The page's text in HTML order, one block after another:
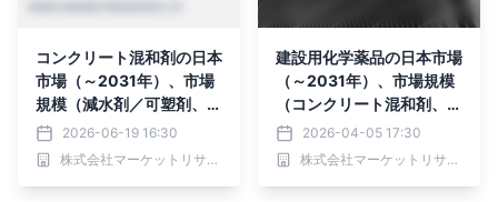
コンクリート混和剤の日本
市場（～2031年）、市場
規模（減水剤／可塑剤、高
性能減水剤／HRWR、硬
化促進剤）・分析レポート
を発表
2026-06-19 16:30
株式会社マーケットリサーチセンター
建設用化学薬品の日本市場
（～2031年）、市場規模
（コンクリート混和剤、防
水用化学薬品、補修・修
復）・分析レポートを発表
2026-04-05 17:30
株式会社マーケットリサーチセンター